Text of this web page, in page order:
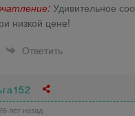
Удивительное
низкой цене!
Ответить
лет назад